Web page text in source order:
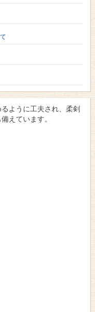
ように工夫され、柔剣
えています。